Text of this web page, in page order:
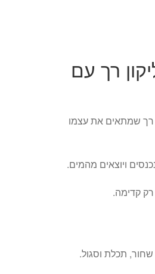
רך עם
רך שמתאים את עצמו
ויוצאים מהמים.
קדימה.
תכלת וסגול.